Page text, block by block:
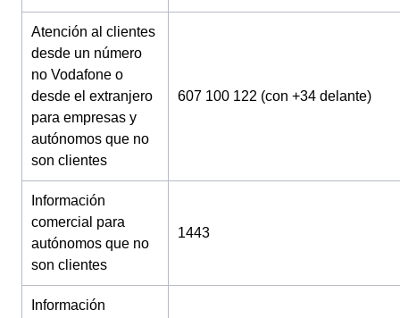
Atención al clientes
desde un número
no Vodafone o
desde el extranjero
para empresas y
autónomos que no
son clientes
607 100 122 (con +34 delante)
Información
comercial para
autónomos que no
son clientes
1443
Información